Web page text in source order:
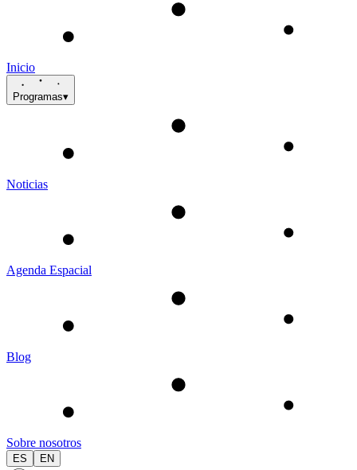
Inicio
Programas▾
Noticias
Agenda Espacial
Blog
Sobre nosotros
ES EN